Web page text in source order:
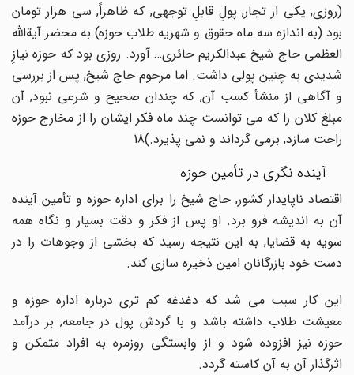
(روزی, یکی از تجار, پولِ قابلِ توجهی, که ظاهراً, سی هزار تومان
بود (به اندازه سه ماه حقوق و شهریه طلاب حوزه) به محضر آیةالله
العظمی حاج شیخ عبدالکریم حائری… آورد. روزی بود که حوزه نیازِ
شدیدی به چنین پولی داشت. اما مرحوم حاج شیخ, پس از بررسی
و آگاهی از منشأ کسب آن, که چندان صحیح و شرعی نبود, آن
مبلغ کلان را که می توانست چند ماه فکر ایشان را از مخارج حوزه
راحت سازد, برمی گرداند و نمی پذیرد.)18
آینده نگری در تأمین حوزه
اقتصاد ناپایدار کشور, حاج شیخ را برای اداره حوزه و تأمین آینده
آن به اندیشه فرو برد. او پس از فکر و دقت بسیار و نگاه همه
سویه به قضایا, به این نتیجه رسید که بخشی از وجوهات را در
دست خود بازرگانان امین ذخیره سازی کند.
این کار سبب می شد که دغدغه کم تری درباره اداره حوزه و
معیشت طلاب داشته باشد و با گردش پول در جامعه, بر درآمد
حوزه نیز افزوده شود و از وابستگی روزمره به افراد متمکن و
اثرگذار آن به آن کاسته گردد.